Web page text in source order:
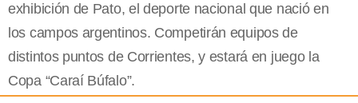
exhibición de Pato, el deporte nacional que nació en
los campos argentinos. Competirán equipos de
distintos puntos de Corrientes, y estará en juego la
Copa “Caraí Búfalo”.